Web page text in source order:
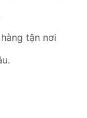
tận nơi